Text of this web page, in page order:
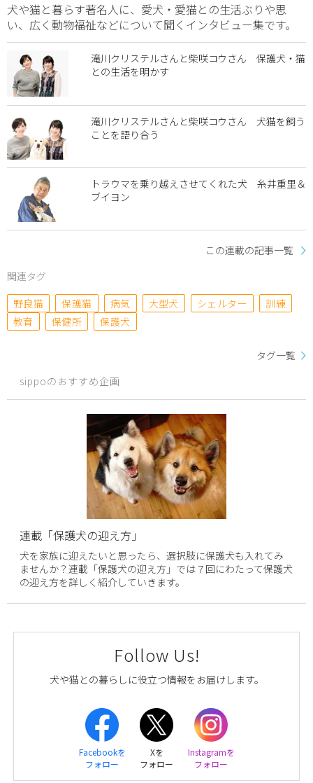
犬や猫と暮らす著名人に、愛犬・愛猫との生活ぶりや思
い、広く動物福祉などについて聞くインタビュー集です。
滝川クリステルさんと柴咲コウさん 保護犬・猫
との生活を明かす
滝川クリステルさんと柴咲コウさん 犬猫を飼う
ことを語り合う
トラウマを乗り越えさせてくれた犬 糸井重里＆
ブイヨン
この連載の記事一覧
関連タグ
野良猫
保護猫 病気 大型犬 シェルター
訓練
教育
保健所 保護犬
タグ一覧
sippoのおすすめ企画
連載「保護犬の迎え方」
犬を家族に迎えたいと思ったら、選択肢に保護犬も入れてみ
ませんか？連載「保護犬の迎え方」では７回にわたって保護犬
の迎え方を詳しく紹介していきます。
Follow Us!
犬や猫との暮らしに役立つ情報をお届けします。
Facebookを
フォロー
Xを
フォロー
Instagramを
フォロー